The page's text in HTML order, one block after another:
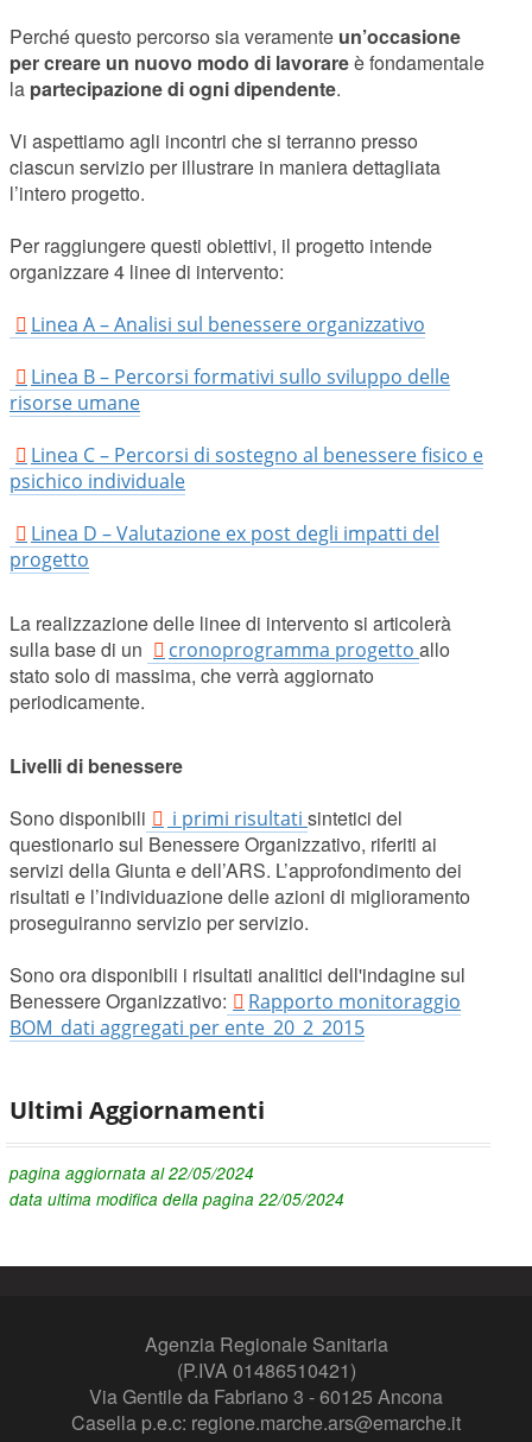
Perché questo percorso sia veramente un’occasione
per creare un nuovo modo di lavorareè fondamentale
la partecipazione di ogni dipendente.
Vi aspettiamo agli incontri che si terranno presso
ciascun servizio per illustrare in maniera dettagliata
l’intero progetto.
Per raggiungere questi obiettivi, il progetto intende
organizzare 4 linee di intervento:
Linea A – Analisi sul benessere organizzativo
Linea B – Percorsi formativi sullo sviluppo delle
risorse umane
Linea C – Percorsi di sostegno al benessere fisico e
psichico individuale
Linea D – Valutazione ex post degli impatti del
progetto
La realizzazione delle linee di intervento si articolerà
sulla base di un
cronoprogramma progetto allo
stato solo di massima, che verrà aggiornato
periodicamente.
Livelli di benessere
Sono disponibili
i primi risultati sintetici del
questionario sul Benessere Organizzativo, riferiti ai
servizi della Giunta e dell’ARS. L’approfondimento dei
risultati e l’individuazione delle azioni di miglioramento
proseguiranno servizio per servizio.
Sono ora disponibili i risultati analitici dell'indagine sul
Benessere Organizzativo:
Rapporto monitoraggio
BOM_dati aggregati per ente_20_2_2015
Ultimi Aggiornamenti
pagina aggiornata al 22/05/2024
data ultima modifica della pagina 22/05/2024
Agenzia Regionale Sanitaria
(P.IVA 01486510421)
Via Gentile da Fabriano 3 - 60125 Ancona
Casella p.e.c: regione.marche.ars@emarche.it